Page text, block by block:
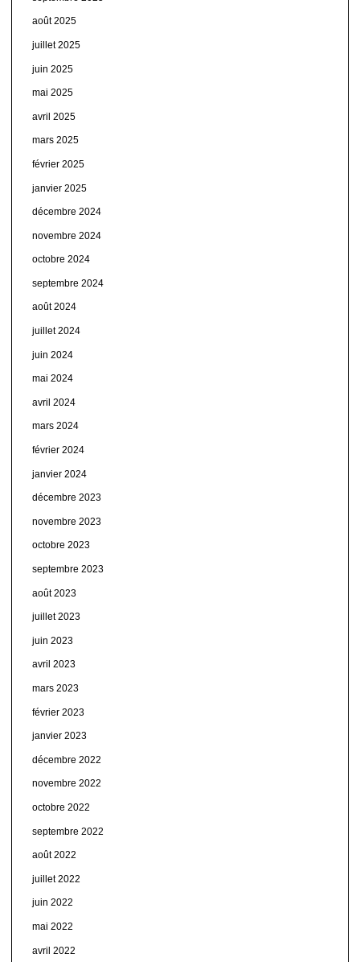
août 2025
juillet 2025
juin 2025
mai 2025
avril 2025
mars 2025
février 2025
janvier 2025
décembre 2024
novembre 2024
octobre 2024
septembre 2024
août 2024
juillet 2024
juin 2024
mai 2024
avril 2024
mars 2024
février 2024
janvier 2024
décembre 2023
novembre 2023
octobre 2023
septembre 2023
août 2023
juillet 2023
juin 2023
avril 2023
mars 2023
février 2023
janvier 2023
décembre 2022
novembre 2022
octobre 2022
septembre 2022
août 2022
juillet 2022
juin 2022
mai 2022
avril 2022